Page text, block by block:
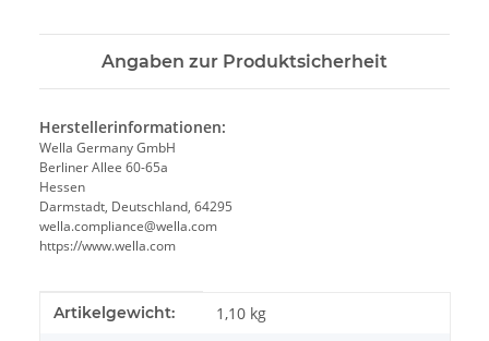
Angaben zur Produktsicherheit
Herstellerinformationen:
Wella Germany GmbH
Berliner Allee 60-65a
Hessen
Darmstadt, Deutschland, 64295
wella.compliance@wella.com
https://www.wella.com
Produkteigenschaft
Wert
Artikelgewicht: 1,10 kg